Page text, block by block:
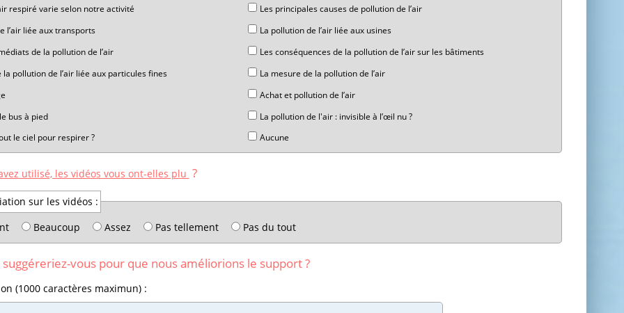
respiré varie selon notre activité
Les principales causes de pollution de l’air
l’air liée aux transports
La pollution de l’air liée aux usines
de la pollution de l’air
Les conséquences de la pollution de l’air sur les bâtiments
la pollution de l’air liée aux particules fines
La mesure de la pollution de l’air
Achat et pollution de l’air
bus à pied
La pollution de l'air : invisible à l’œil nu ?
le ciel pour respirer ?
Aucune
utilisé, les vidéos vous ont-elles plu ?
sur les vidéos :
Beaucoup Assez Pas tellement Pas du tout
suggéreriez-vous pour que nous améliorions le support ?
(1000 caractères maximun) :